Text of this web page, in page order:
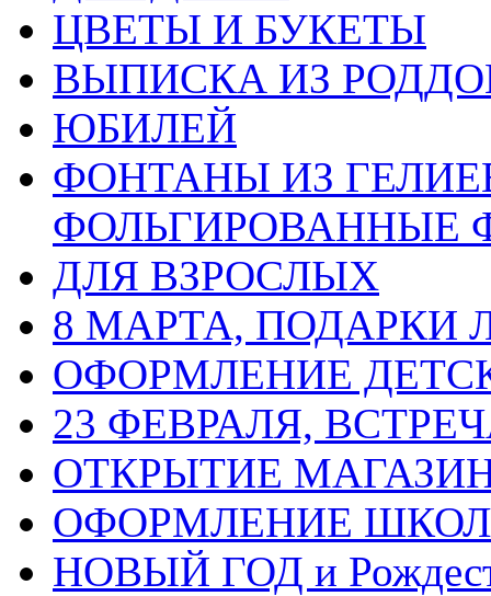
ЦВЕТЫ И БУКЕТЫ
ВЫПИСКА ИЗ
ЮБИЛЕЙ
ФОНТАНЫ ИЗ
ФОЛЬГИРОВАННЫЕ
ДЛЯ ВЗРОСЛЫХ
8 МАРТА,
ОФОРМЛЕНИЕ
23 ФЕВРАЛЯ,
ОТКРЫТИЕ
ОФОРМЛЕНИЕ
НОВЫЙ ГОД и